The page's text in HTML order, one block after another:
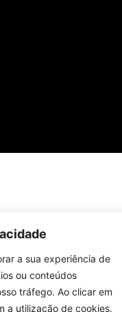
a sua experiência de
ou conteúdos
tráfego. Ao clicar em
a utilização de cookies.